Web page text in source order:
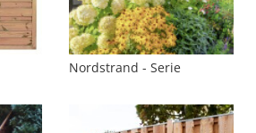
Nordstrand - Serie